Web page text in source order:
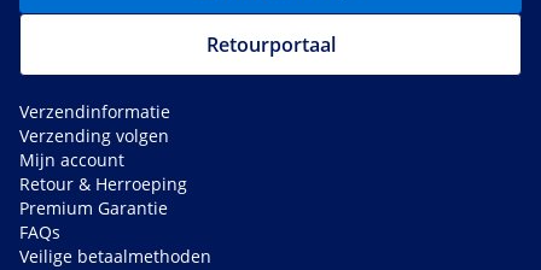
Retourportaal
Verzendinformatie
Verzending volgen
Mijn account
Retour & Herroeping
Premium Garantie
FAQs
Veilige betaalmethoden